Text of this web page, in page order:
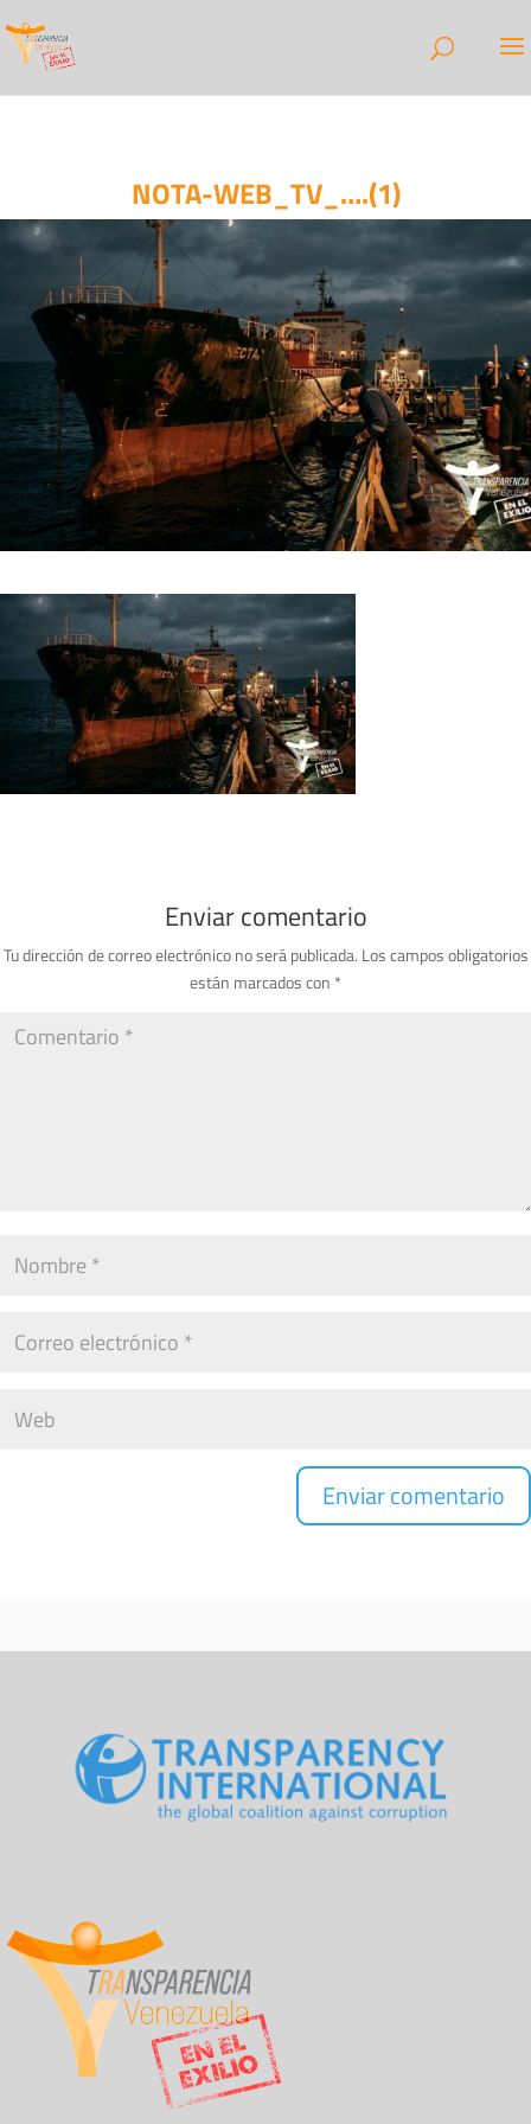
NOTA-WEB_TV_….(1)
Enviar comentario
Tu dirección de correo electrónico no será publicada. Los campos obligatorios
están marcados con *